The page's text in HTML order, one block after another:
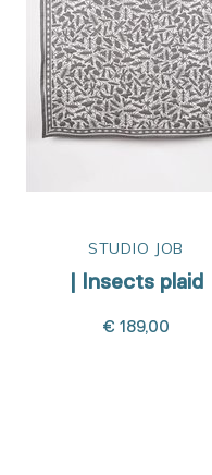
STUDIO JOB
| Insects plaid
€ 189,00